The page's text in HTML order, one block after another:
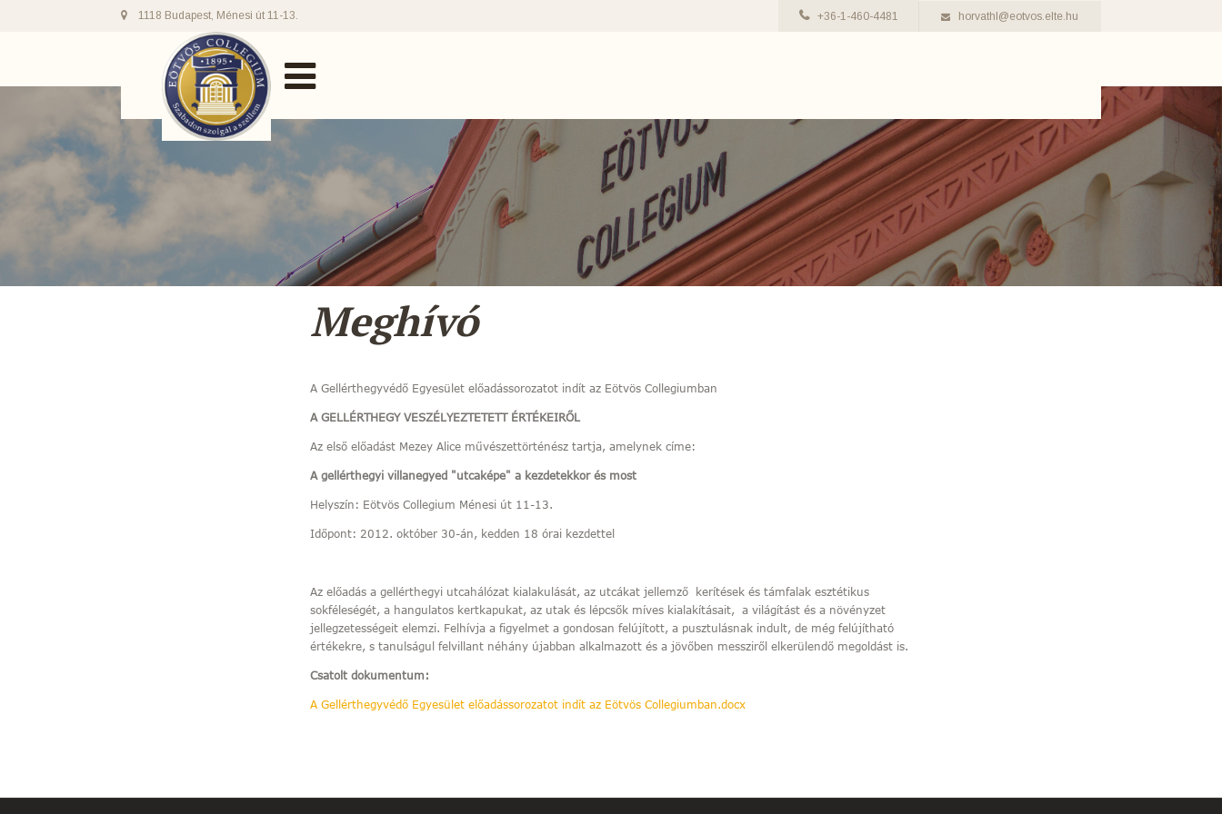
1118 Budapest, Ménesi út 11-13. +36-1-460-4481 horvathl@eotvos.elte.hu
Meghívó
A Gellérthegyvédő Egyesület előadássorozatot indít az Eötvös Collegiumban
A GELLÉRTHEGY VESZÉLYEZTETETT ÉRTÉKEIRŐL
Az első előadást Mezey Alice művészettörténész tartja, amelynek címe:
A gellérthegyi villanegyed "utcaképe" a kezdetekkor és most
Helyszín: Eötvös Collegium Ménesi út 11-13.
Időpont: 2012. október 30-án, kedden 18 órai kezdettel
Az előadás a gellérthegyi utcahálózat kialakulását, az utcákat jellemző kerítések és támfalak esztétikus
sokféleségét, a hangulatos kertkapukat, az utak és lépcsők míves kialakításait, a világítást és a növényzet
jellegzetességeit elemzi. Felhívja a figyelmet a gondosan felújított, a pusztulásnak indult, de még felújítható
értékekre, s tanulságul felvillant néhány újabban alkalmazott és a jövőben messziről elkerülendő megoldást is.
Csatolt dokumentum:
A Gellérthegyvédő Egyesület előadássorozatot indít az Eötvös Collegiumban.docx